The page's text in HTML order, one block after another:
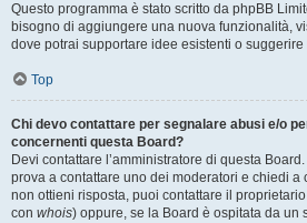
Questo programma è stato scritto da phpBB
bisogno di aggiungere una nuova funzionalità,
dove potrai supportare idee esistenti o
Top
Chi devo contattare per segnalare abusi e/o
concernenti questa Board?
Devi contattare l’amministratore di questa
prova a contattare uno dei moderatori e chiedi a
non ottieni risposta, puoi contattare il
con whois) oppure, se la Board è ospitata da un